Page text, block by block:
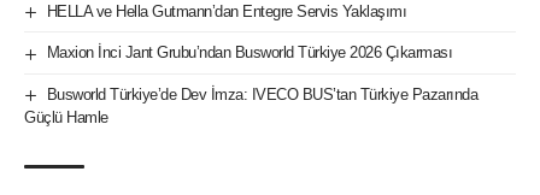
HELLA ve Hella Gutmann’dan Entegre Servis Yaklaşımı
Maxion İnci Jant Grubu’ndan Busworld Türkiye 2026 Çıkarması
Busworld Türkiye’de Dev İmza: IVECO BUS’tan Türkiye Pazarında
Güçlü Hamle